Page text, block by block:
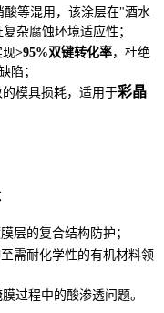
酸等混用，该涂层在"酒水
杂腐蚀环境适应性；
现>95%双键转化率，杜绝
陷；
模具损耗，适用于彩晶
层的复合结构防护；
需耐化学性的有机材料领
过程中的酸渗透问题。